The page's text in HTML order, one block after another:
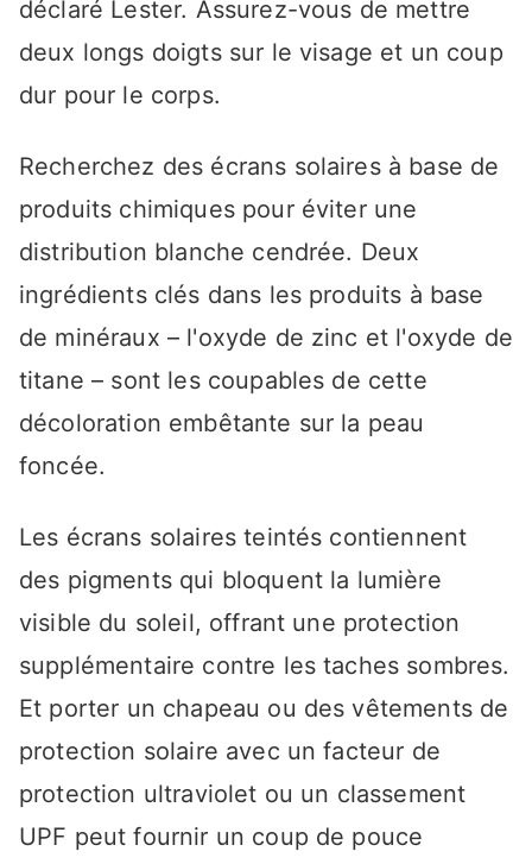
déclaré Lester. Assurez-vous de mettre
deux longs doigts sur le visage et un coup
dur pour le corps.
Recherchez des écrans solaires à base de
produits chimiques pour éviter une
distribution blanche cendrée. Deux
ingrédients clés dans les produits à base
de minéraux – l'oxyde de zinc et l'oxyde de
titane – sont les coupables de cette
décoloration embêtante sur la peau
foncée.
Les écrans solaires teintés contiennent
des pigments qui bloquent la lumière
visible du soleil, offrant une protection
supplémentaire contre les taches sombres.
Et porter un chapeau ou des vêtements de
protection solaire avec un facteur de
protection ultraviolet ou un classement
UPF peut fournir un coup de pouce